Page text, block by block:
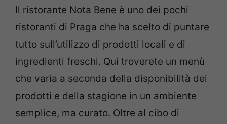
Il ristorante Nota Bene è uno dei pochi
ristoranti di Praga che ha scelto di puntare
tutto sull’utilizzo di prodotti locali e di
ingredienti freschi. Qui troverete un menù
che varia a seconda della disponibilità dei
prodotti e della stagione in un ambiente
semplice, ma curato. Oltre al cibo di